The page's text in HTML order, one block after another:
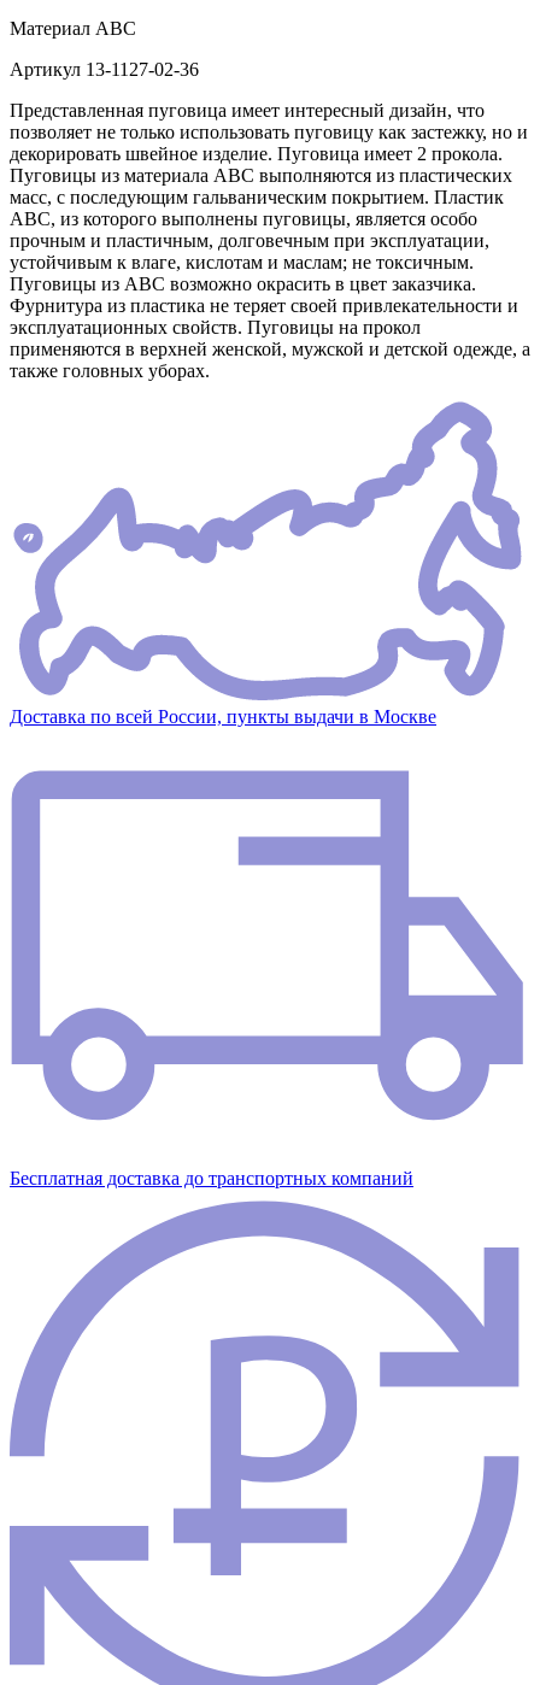
Материал АВС
Артикул 13-1127-02-36
Представленная пуговица имеет интересный дизайн, что
позволяет не только использовать пуговицу как застежку, но и
декорировать швейное изделие. Пуговица имеет 2 прокола.
Пуговицы из материала АВС выполняются из пластических
масс, с последующим гальваническим покрытием. Пластик
АВС, из которого выполнены пуговицы, является особо
прочным и пластичным, долговечным при эксплуатации,
устойчивым к влаге, кислотам и маслам; не токсичным.
Пуговицы из АВС возможно окрасить в цвет заказчика.
Фурнитура из пластика не теряет своей привлекательности и
эксплуатационных свойств. Пуговицы на прокол
применяются в верхней женской, мужской и детской одежде, а
также головных уборах.
Доставка по всей России, пункты выдачи в Москве
Бесплатная доставка до транспортных компаний